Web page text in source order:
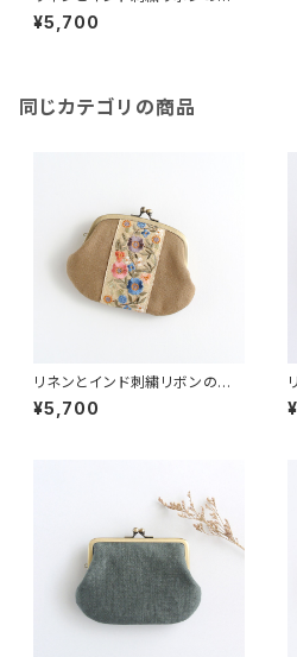
子がま口財布
¥5,700
同じカテゴリの商品
リネンとインド刺繍リボンの親
子がま口財布 カーキ
¥5,700